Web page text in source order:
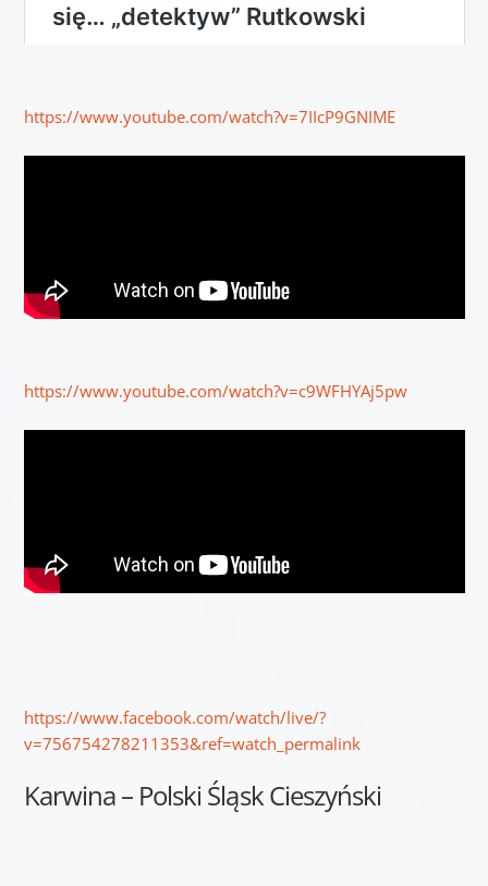
https://www.youtube.com/watch?v=7IIcP9GNIME
https://www.youtube.com/watch?v=c9WFHYAj5pw
https://www.facebook.com/watch/live/?
v=756754278211353&ref=watch_permalink
Karwina – Polski Śląsk Cieszyński